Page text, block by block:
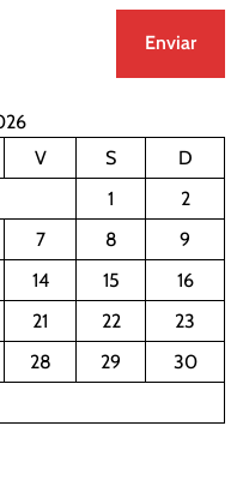
V S
D
1
2
7 8
9
14 15
16
21 22
23
28 29
30